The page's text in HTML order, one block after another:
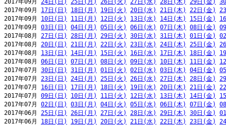
2017年09月 24日(日) 25日(月) 26日(火) 27日(水) 28日(木) 29日(金)
2017年09月 17日(日) 18日(月) 19日(火) 20日(水) 21日(木) 22日(金)
2017年09月 10日(日) 11日(月) 12日(火) 13日(水) 14日(木) 15日(金)
2017年09月 03日(日) 04日(月) 05日(火) 06日(水) 07日(木) 08日(金)
2017年08月 27日(日) 28日(月) 29日(火) 30日(水) 31日(木) 01日(金)
2017年08月 20日(日) 21日(月) 22日(火) 23日(水) 24日(木) 25日(金)
2017年08月 13日(日) 14日(月) 15日(火) 16日(水) 17日(木) 18日(金)
2017年08月 06日(日) 07日(月) 08日(火) 09日(水) 10日(木) 11日(金)
2017年07月 30日(日) 31日(月) 01日(火) 02日(水) 03日(木) 04日(金)
2017年07月 23日(日) 24日(月) 25日(火) 26日(水) 27日(木) 28日(金)
2017年07月 16日(日) 17日(月) 18日(火) 19日(水) 20日(木) 21日(金)
2017年07月 09日(日) 10日(月) 11日(火) 12日(水) 13日(木) 14日(金)
2017年07月 02日(日) 03日(月) 04日(火) 05日(水) 06日(木) 07日(金)
2017年06月 25日(日) 26日(月) 27日(火) 28日(水) 29日(木) 30日(金)
2017年06月 18日(日) 19日(月) 20日(火) 21日(水) 22日(木) 23日(金)